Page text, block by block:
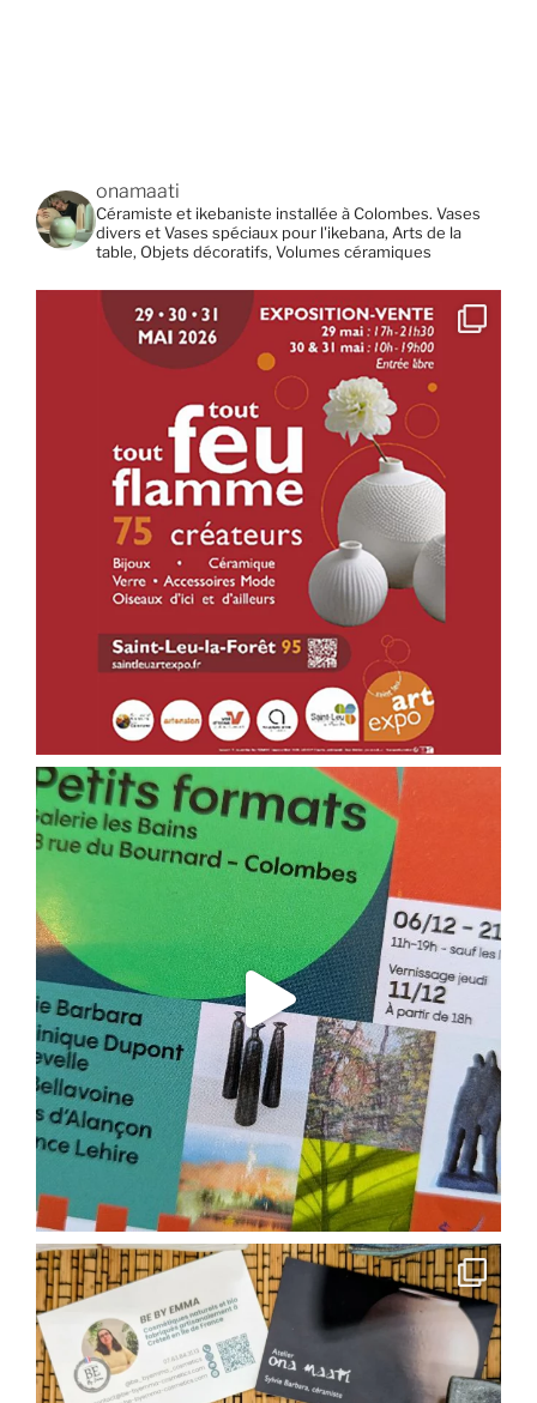
onamaati
Céramiste et ikebaniste installée à Colombes. Vases
divers et Vases spéciaux pour l'ikebana, Arts de la
table, Objets décoratifs, Volumes céramiques